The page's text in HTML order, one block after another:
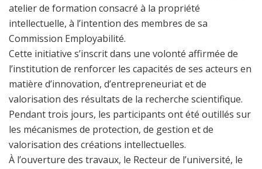
atelier de formation consacré à la propriété
intellectuelle, à l’intention des membres de sa
Commission Employabilité.
Cette initiative s’inscrit dans une volonté affirmée de
l’institution de renforcer les capacités de ses acteurs en
matière d’innovation, d’entrepreneuriat et de
valorisation des résultats de la recherche scientifique.
Pendant trois jours, les participants ont été outillés sur
les mécanismes de protection, de gestion et de
valorisation des créations intellectuelles.
À l’ouverture des travaux, le Recteur de l’université, le